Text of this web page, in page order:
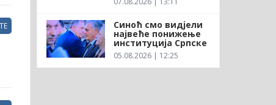
Синоћ смо видјели
највеће понижење
институција Српске
05.08.2026 | 12:25